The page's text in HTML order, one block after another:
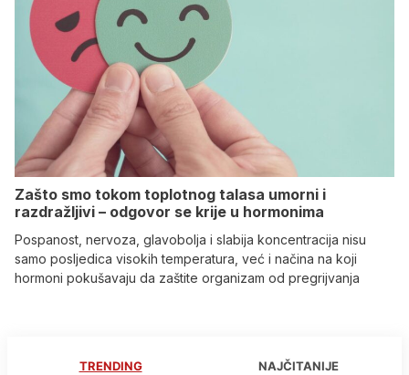
Zašto smo tokom toplotnog talasa umorni i
razdražljivi – odgovor se krije u hormonima
Pospanost, nervoza, glavobolja i slabija koncentracija nisu
samo posljedica visokih temperatura, već i načina na koji
hormoni pokušavaju da zaštite organizam od pregrijvanja
TRENDING NAJČITANIJE